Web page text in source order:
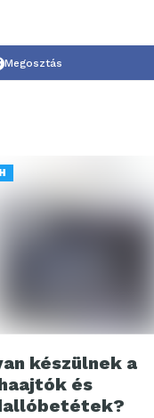
Megosztás
készülnek a
és